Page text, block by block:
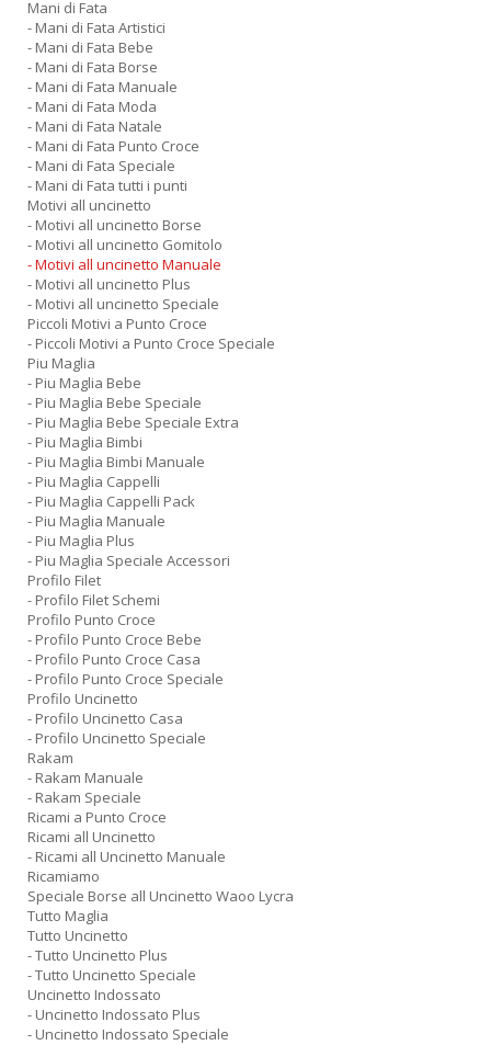
Mani di Fata
- Mani di Fata Artistici
- Mani di Fata Bebe
- Mani di Fata Borse
- Mani di Fata Manuale
- Mani di Fata Moda
- Mani di Fata Natale
- Mani di Fata Punto Croce
- Mani di Fata Speciale
- Mani di Fata tutti i punti
Motivi all uncinetto
- Motivi all uncinetto Borse
- Motivi all uncinetto Gomitolo
- Motivi all uncinetto Manuale
- Motivi all uncinetto Plus
- Motivi all uncinetto Speciale
Piccoli Motivi a Punto Croce
- Piccoli Motivi a Punto Croce Speciale
Piu Maglia
- Piu Maglia Bebe
- Piu Maglia Bebe Speciale
- Piu Maglia Bebe Speciale Extra
- Piu Maglia Bimbi
- Piu Maglia Bimbi Manuale
- Piu Maglia Cappelli
- Piu Maglia Cappelli Pack
- Piu Maglia Manuale
- Piu Maglia Plus
- Piu Maglia Speciale Accessori
Profilo Filet
- Profilo Filet Schemi
Profilo Punto Croce
- Profilo Punto Croce Bebe
- Profilo Punto Croce Casa
- Profilo Punto Croce Speciale
Profilo Uncinetto
- Profilo Uncinetto Casa
- Profilo Uncinetto Speciale
Rakam
- Rakam Manuale
- Rakam Speciale
Ricami a Punto Croce
Ricami all Uncinetto
- Ricami all Uncinetto Manuale
Ricamiamo
Speciale Borse all Uncinetto Waoo Lycra
Tutto Maglia
Tutto Uncinetto
- Tutto Uncinetto Plus
- Tutto Uncinetto Speciale
Uncinetto Indossato
- Uncinetto Indossato Plus
- Uncinetto Indossato Speciale